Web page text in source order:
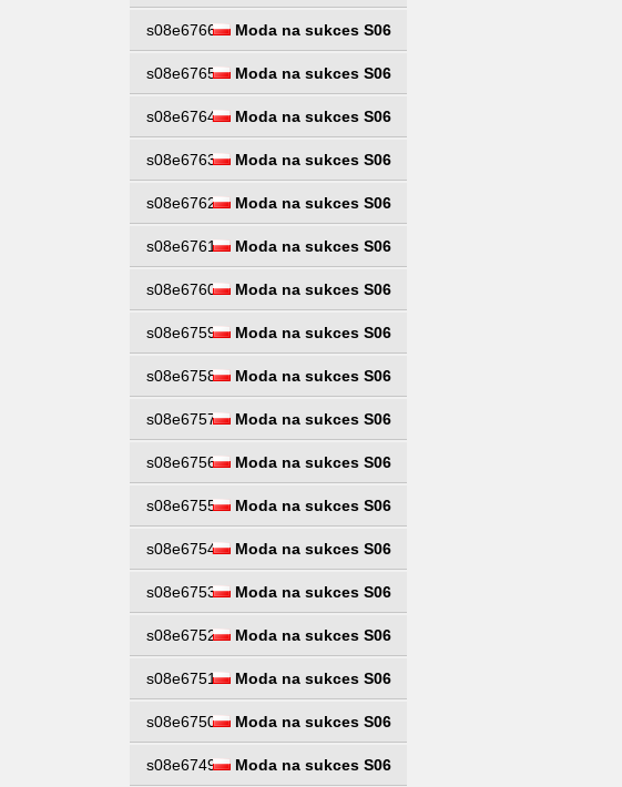
s08e6766 Moda na sukces S06
s08e6765 Moda na sukces S06
s08e6764 Moda na sukces S06
s08e6763 Moda na sukces S06
s08e6762 Moda na sukces S06
s08e6761 Moda na sukces S06
s08e6760 Moda na sukces S06
s08e6759 Moda na sukces S06
s08e6758 Moda na sukces S06
s08e6757 Moda na sukces S06
s08e6756 Moda na sukces S06
s08e6755 Moda na sukces S06
s08e6754 Moda na sukces S06
s08e6753 Moda na sukces S06
s08e6752 Moda na sukces S06
s08e6751 Moda na sukces S06
s08e6750 Moda na sukces S06
s08e6749 Moda na sukces S06